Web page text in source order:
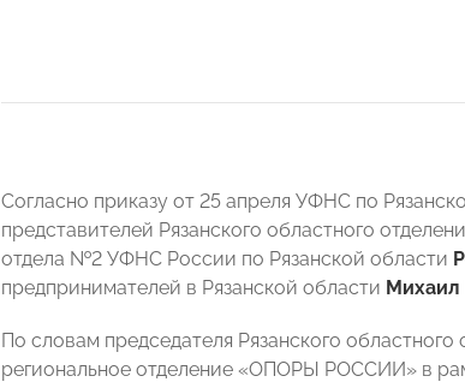
Согласно приказу от 25 апреля УФНС по
представителей Рязанского областного
отдела №2 УФНС России по Рязанской области
предпринимателей в Рязанской области Михаил
По словам председателя Рязанского
региональное отделение «ОПОРЫ РОССИИ» в